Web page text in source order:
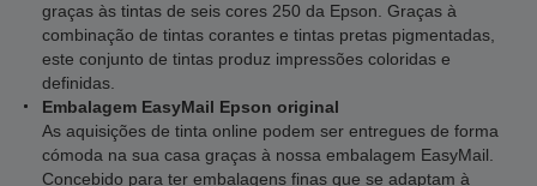
graças às tintas de seis cores 250 da Epson. Graças à
combinação de tintas corantes e tintas pretas pigmentadas,
este conjunto de tintas produz impressões coloridas e
definidas.
Embalagem EasyMail Epson original
As aquisições de tinta online podem ser entregues de forma
cómoda na sua casa graças à nossa embalagem EasyMail.
Concebido para ter embalagens finas que se adaptam à